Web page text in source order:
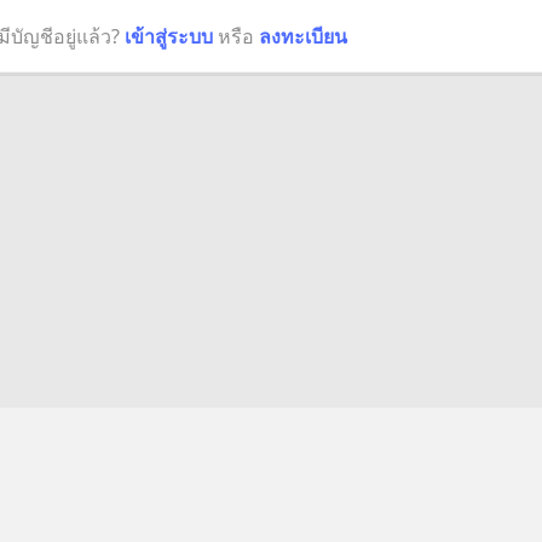
บัญชีอยู่แล้ว? เข้าสู่ระบบ หรือ ลงทะเบียน